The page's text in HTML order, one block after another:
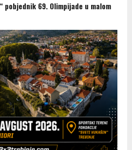
pobjednik 69. Olimpijade u malom